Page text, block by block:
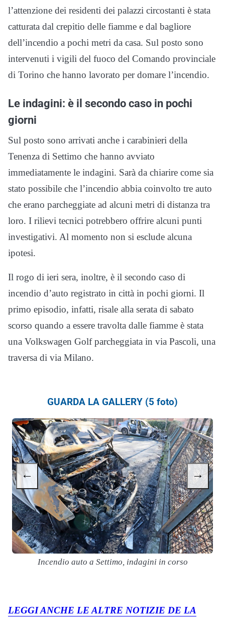
l’attenzione dei residenti dei palazzi circostanti è stata
catturata dal crepitio delle fiamme e dal bagliore
dell’incendio a pochi metri da casa. Sul posto sono
intervenuti i vigili del fuoco del Comando provinciale
di Torino che hanno lavorato per domare l’incendio.
Le indagini: è il secondo caso in pochi
giorni
Sul posto sono arrivati anche i carabinieri della
Tenenza di Settimo che hanno avviato
immediatamente le indagini. Sarà da chiarire come sia
stato possibile che l’incendio abbia coinvolto tre auto
che erano parcheggiate ad alcuni metri di distanza tra
loro. I rilievi tecnici potrebbero offrire alcuni punti
investigativi. Al momento non si esclude alcuna
ipotesi.
Il rogo di ieri sera, inoltre, è il secondo caso di
incendio d’auto registrato in città in pochi giorni. Il
primo episodio, infatti, risale alla serata di sabato
scorso quando a essere travolta dalle fiamme è stata
una Volkswagen Golf parcheggiata in via Pascoli, una
traversa di via Milano.
GUARDA LA GALLERY (5 foto)
Incendio auto a Settimo, indagini in corso
← →
LEGGI ANCHE LE ALTRE NOTIZIE DE LA